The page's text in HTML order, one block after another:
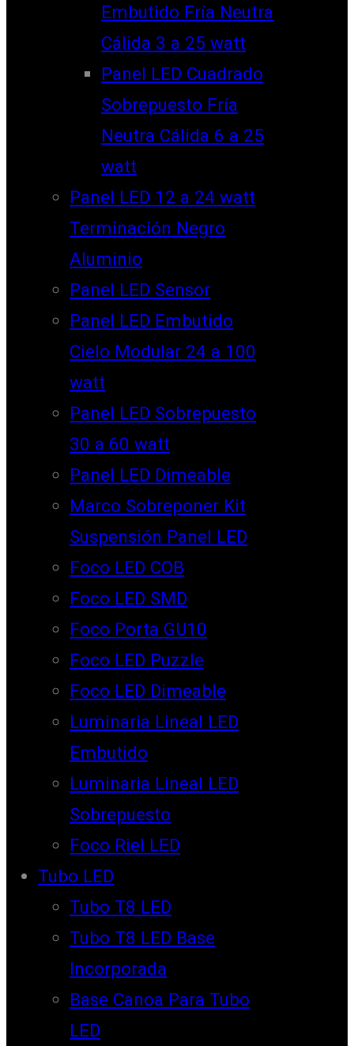
Embutido Fría Neutra
Cálida 3 a 25 watt
Panel LED Cuadrado
Sobrepuesto Fría
Neutra Cálida 6 a 25
watt
Panel LED 12 a 24 watt
Terminación Negro
Aluminio
Panel LED Sensor
Panel LED Embutido
Cielo Modular 24 a 100
watt
Panel LED Sobrepuesto
30 a 60 watt
Panel LED Dimeable
Marco Sobreponer Kit
Suspensión Panel LED
Foco LED COB
Foco LED SMD
Foco Porta GU10
Foco LED Puzzle
Foco LED Dimeable
Luminaria Lineal LED
Embutido
Luminaria Lineal LED
Sobrepuesto
Foco Riel LED
Tubo LED
Tubo T8 LED
Tubo T8 LED Base
Incorporada
Base Canoa Para Tubo
LED